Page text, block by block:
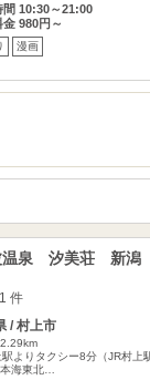
間 10:30～21:00
金 980円～
漫画
泉 汐美荘 新潟
件
/ 村上市
駅よりタクシー8分（JR村
海東北…